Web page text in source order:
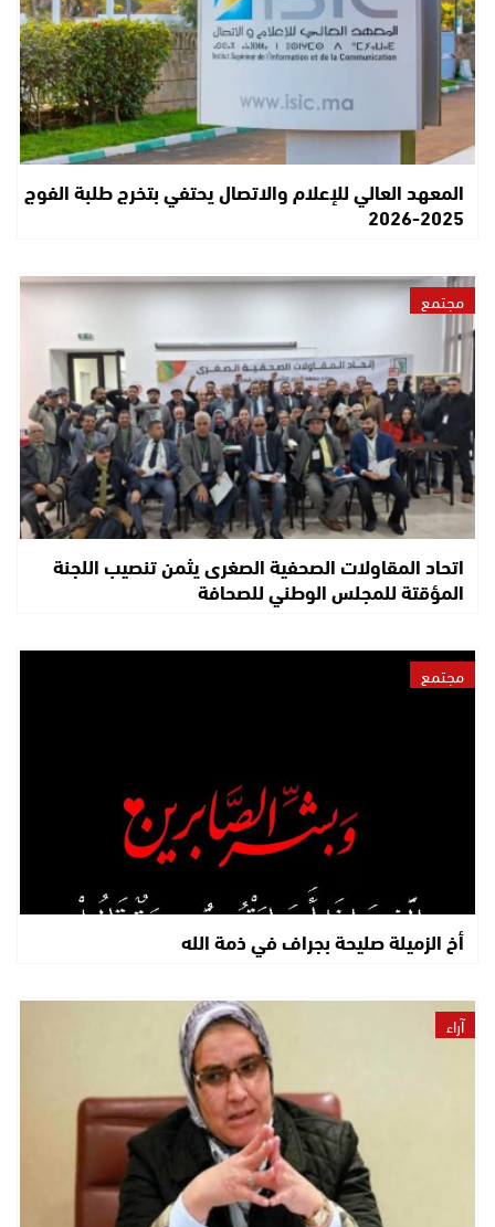
المعهد العالي للإعلام والاتصال يحتفي بتخرج طلبة الفوج
2025-2026
مجتمع
اتحاد المقاولات الصحفية الصغرى يثمن تنصيب اللجنة
المؤقتة للمجلس الوطني للصحافة
مجتمع
أخ الزميلة صليحة بجراف في ذمة الله
آراء